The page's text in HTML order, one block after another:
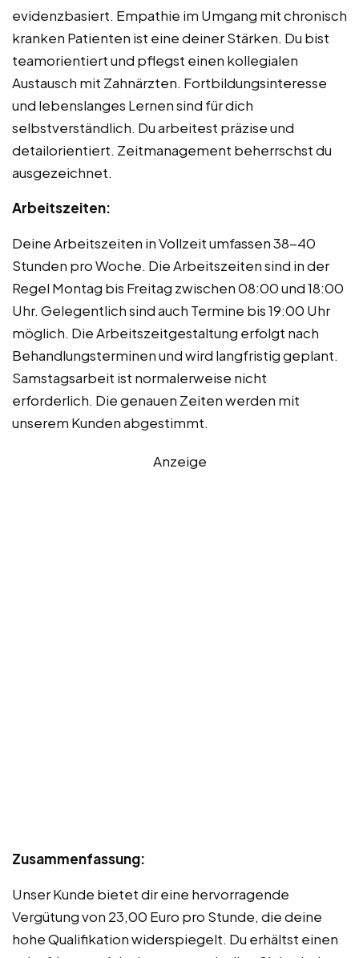
evidenzbasiert. Empathie im Umgang mit chronisch
kranken Patienten ist eine deiner Stärken. Du bist
teamorientiert und pflegst einen kollegialen
Austausch mit Zahnärzten. Fortbildungsinteresse
und lebenslanges Lernen sind für dich
selbstverständlich. Du arbeitest präzise und
detailorientiert. Zeitmanagement beherrschst du
ausgezeichnet.
Arbeitszeiten:
Deine Arbeitszeiten in Vollzeit umfassen 38-40
Stunden pro Woche. Die Arbeitszeiten sind in der
Regel Montag bis Freitag zwischen 08:00 und 18:00
Uhr. Gelegentlich sind auch Termine bis 19:00 Uhr
möglich. Die Arbeitszeitgestaltung erfolgt nach
Behandlungsterminen und wird langfristig geplant.
Samstagsarbeit ist normalerweise nicht
erforderlich. Die genauen Zeiten werden mit
unserem Kunden abgestimmt.
Anzeige
Zusammenfassung:
Unser Kunde bietet dir eine hervorragende
Vergütung von 23,00 Euro pro Stunde, die deine
hohe Qualifikation widerspiegelt. Du erhältst einen